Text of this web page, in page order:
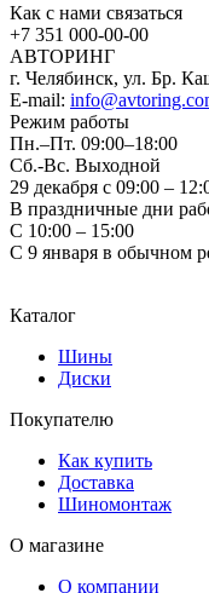
Как с нами связаться
+7 351 000-00-00
АВТОРИНГ
г. Челябинск, ул. Бр.
E-mail:
Режим работы
Пн.–Пт. 09:00–18:00
Сб.-Вс. Выходной
29 декабря с 09:00 –
В праздничные дни
С 10:00 – 15:00
С 9 января в обычном
Каталог
Шины
Диски
Покупателю
Как купить
Доставка
Шиномонтаж
О магазине
О компании